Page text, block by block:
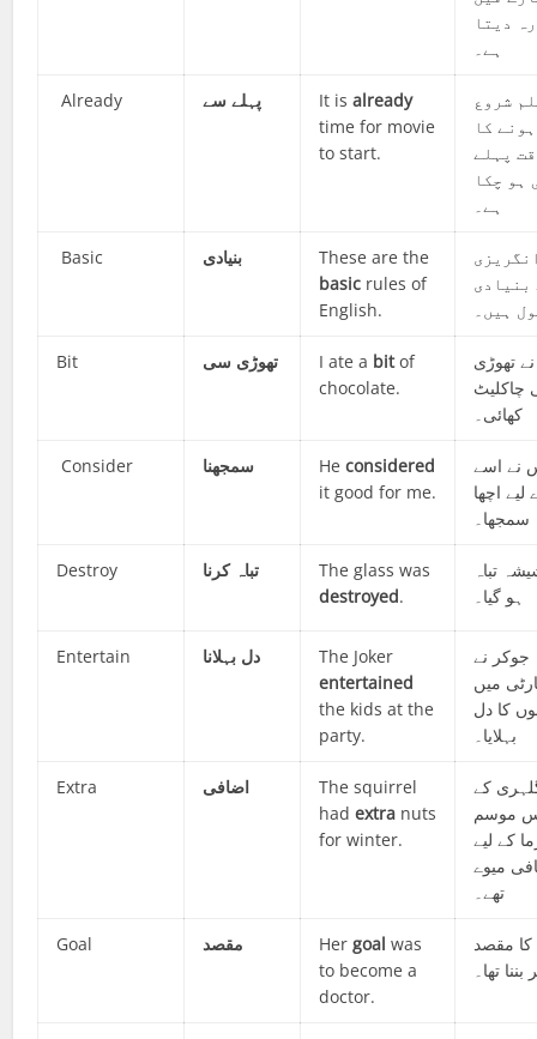
دیتا
ہے۔
Already پہلے سے It isalready
time for movie
to start.
شروع
ہونے کا
پہلے
ہو چکا
ہے۔
Basic بنیادی
These are the
basic rules of
English.
بنیادی
ہیں۔
Bit تھوڑی سی I ate a bitof
chocolate.
تھوڑی
کھائی۔
Consider سمجھنا Heconsidered
it good for me.
نے اسے
لیے اچھا
سمجھا۔
Destroy تباہ کرنا
The glass was
destroyed.
تباہ
ہو گیا۔
Entertain دل بہلانا
The Joker
entertained
the kids at the
party.
جوکر نے
میں
کا دل
Extra اضافی
The squirrel
hadextra nuts
for winter.
کے
موسم
کے لیے
میوے
تھے۔
Goal مقصد Hergoal was
to become a
doctor.
مقصد
بننا تھا۔